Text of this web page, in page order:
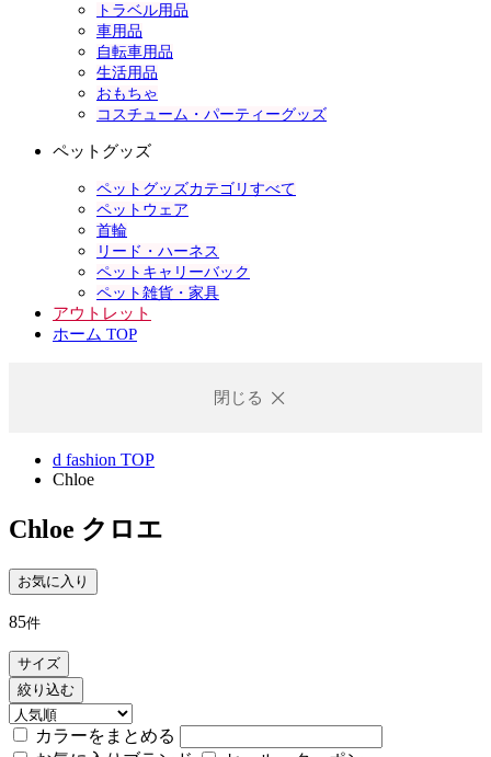
トラベル用品
車用品
自転車用品
生活用品
おもちゃ
コスチューム・パーティーグッズ
ペットグッズ
ペットグッズカテゴリすべて
ペットウェア
首輪
リード・ハーネス
ペットキャリーバック
ペット雑貨・家具
アウトレット
ホーム TOP
閉じる
d fashion TOP
Chloe
Chloe クロエ
お気に入り
85件
サイズ
絞り込む
カラーをまとめる